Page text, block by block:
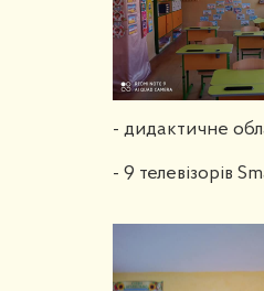
- дидактичне
- 9 телевізорів